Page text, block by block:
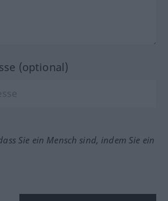
(optional)
Sie ein Mensch sind, indem Sie ein